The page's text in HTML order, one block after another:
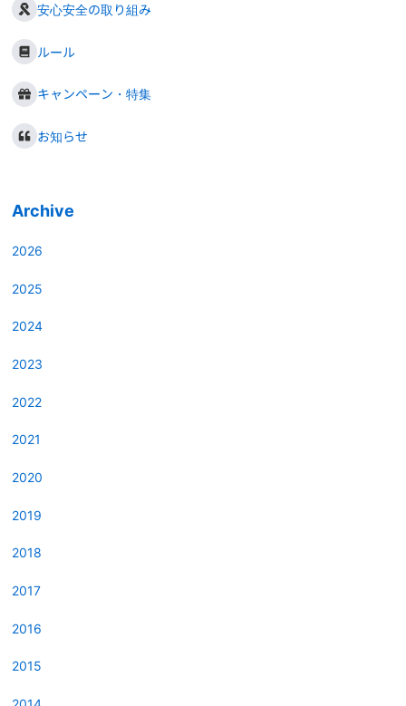
安心安全の取り組み
ルール
キャンペーン・特集
お知らせ
Archive
2026
2025
2024
2023
2022
2021
2020
2019
2018
2017
2016
2015